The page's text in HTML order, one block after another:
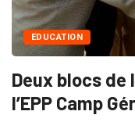
EDUCATION
Deux blocs
l’EPP Camp